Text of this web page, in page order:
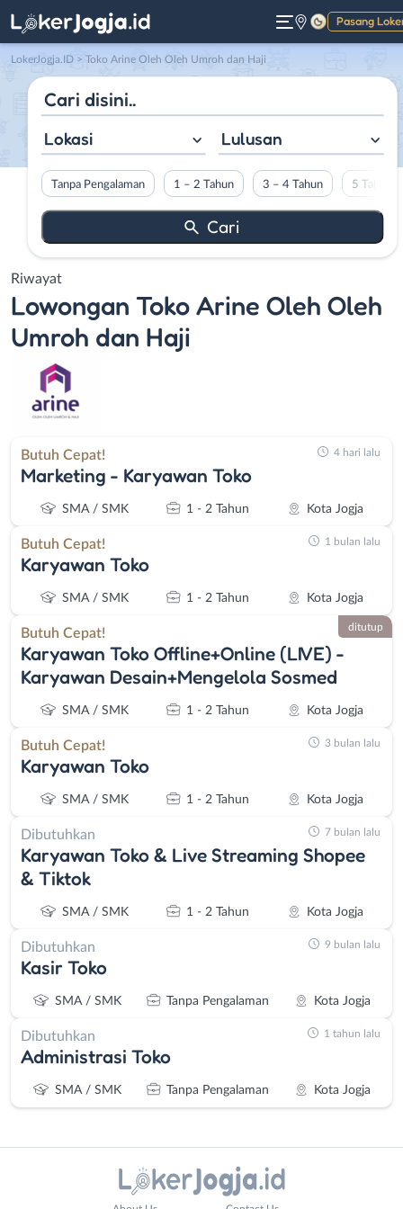
Pasang
Gelap
LokerJogja.ID > Toko Arine Oleh Oleh Umroh dan Haji
Lokasi Lulusan
Tanpa Pengalaman 1 – 2 Tahun 3 – 4 Tahun 5 Tahun
Riwayat
Lowongan Toko Arine Oleh Oleh
Umroh dan Haji
Butuh Cepat!
Marketing - Karyawan Toko
SMA / SMK 1 - 2 Tahun Kota Jogja
4 hari lalu
Butuh Cepat!
Karyawan Toko
SMA / SMK 1 - 2 Tahun Kota Jogja
1 bulan lalu
Butuh Cepat!
Karyawan Toko Offline+Online (LIVE) -
Karyawan Desain+Mengelola Sosmed
SMA / SMK 1 - 2 Tahun Kota Jogja
ditutup
Butuh Cepat!
Karyawan Toko
SMA / SMK 1 - 2 Tahun Kota Jogja
3 bulan lalu
Dibutuhkan
Karyawan Toko & Live Streaming Shopee
& Tiktok
SMA / SMK 1 - 2 Tahun Kota Jogja
7 bulan lalu
Dibutuhkan
Kasir Toko
SMA / SMK Tanpa Pengalaman Kota Jogja
9 bulan lalu
Dibutuhkan
Administrasi Toko
SMA / SMK Tanpa Pengalaman Kota Jogja
1 tahun lalu